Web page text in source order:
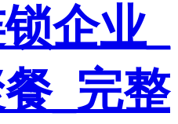
企业_
_完整